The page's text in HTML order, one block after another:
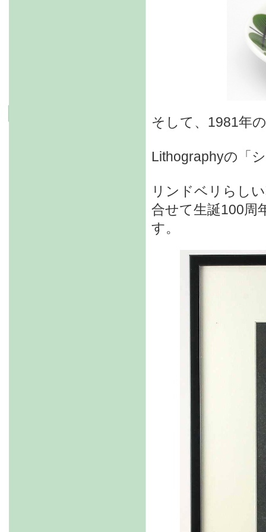
そして、1981年
Lithographyの「
リンドベリらし
合せて生誕100周
す。